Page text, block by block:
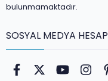
bulunmamaktadır.
SOSYAL MEDYA
Facebook
Twitter youtube